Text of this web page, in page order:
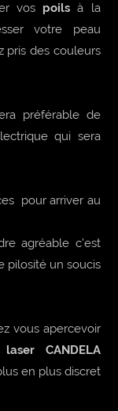
vos poils à la
votre peau
pris des couleurs
préférable de
qui sera
pour arriver au
agréable c'est
pilosité un soucis
vous apercevoir
laser CANDELA
en plus discret